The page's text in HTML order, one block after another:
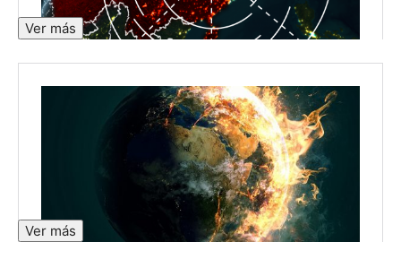
Ver más
Ver más